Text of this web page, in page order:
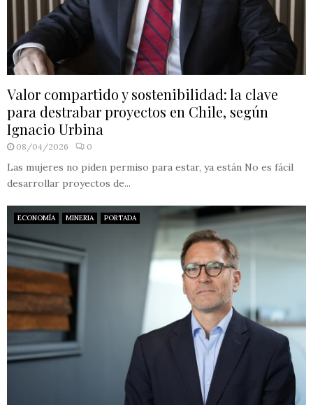
Valor compartido y sostenibilidad: la clave
para destrabar proyectos en Chile, según
Ignacio Urbina
08/04/2026 0
Las mujeres no piden permiso para estar, ya están No es fácil
desarrollar proyectos de...
ECONOMÍA MINERIA PORTADA